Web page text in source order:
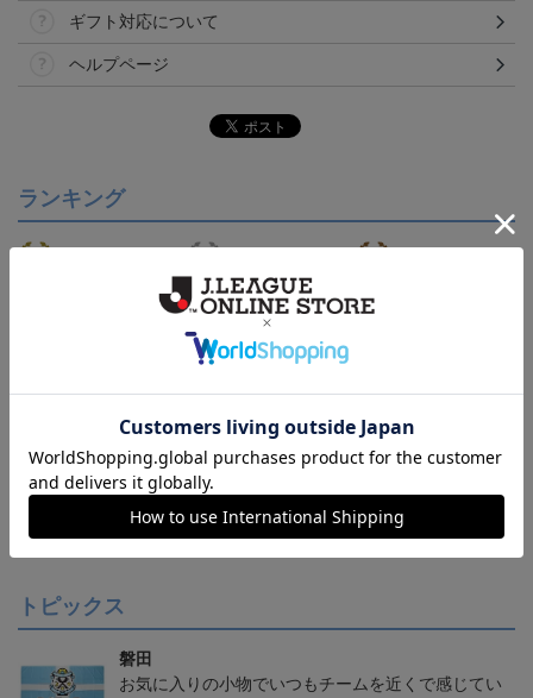
ギフト対応について
ヘルプページ
ランキング
【S～4XL】2026/27ユニ
フォーム オーセンティッ
21,450円～25,950円
会員特典
【S～4XL】2026/27ユニ
クモデル:GK
21,450円～25,950円
フォーム オーセンティッ
クモデル:FP2nd
21,450円～25,950円
トピックス
磐田
お気に入りの小物でいつもチームを近くで感じてい